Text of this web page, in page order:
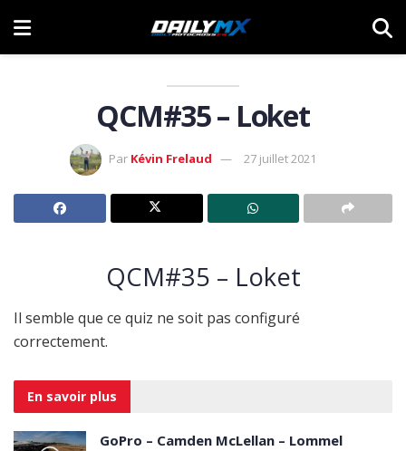
QCM#35 – Loket
Par Kévin Frelaud 27 juillet 2021
QCM#35 – Loket
Il semble que ce quiz ne soit pas configuré
correctement.
En savoir plus
GoPro – Camden McLellan – Lommel